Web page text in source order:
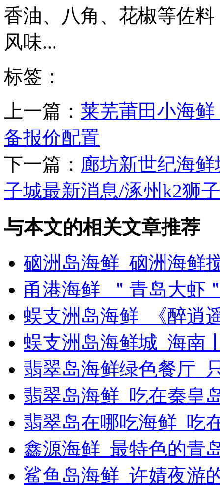
香油、八角、花椒等佐
风味...
标签：
上一篇： 莱芜莆田小海
备报价配置
下一篇： 廊坊新世纪海
子城最新消息/涿州k2狮
与本文的相关文章推荐
硇洲岛海鲜_硇洲海鲜
甬港海鲜_＂青岛大虾
蜈支洲岛海鲜_《醉逍
蜈支洲岛海鲜城_海南
翡翠岛海鲜绿色餐厅_
翡翠岛海鲜_吃在秦皇
翡翠岛在哪吃海鲜_吃
鑫源海鲜_最特色的青
鲨鱼岛海鲜_许婧夜游